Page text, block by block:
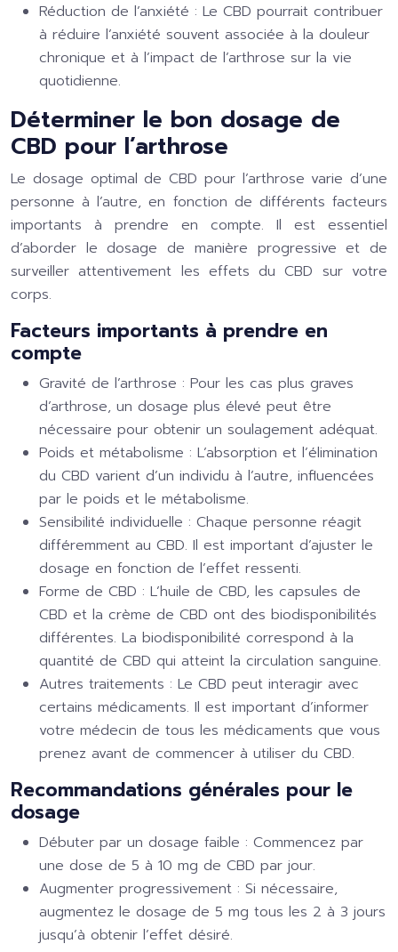
Réduction de l’anxiété : Le CBD pourrait contribuer
à réduire l’anxiété souvent associée à la douleur
chronique et à l’impact de l’arthrose sur la vie
quotidienne.
Déterminer le bon dosage de
CBD pour l’arthrose
Le dosage optimal de CBD pour l’arthrose varie d’une
personne à l’autre, en fonction de différents facteurs
importants à prendre en compte. Il est essentiel
d’aborder le dosage de manière progressive et de
surveiller attentivement les effets du CBD sur votre
corps.
Facteurs importants à prendre en
compte
Gravité de l’arthrose : Pour les cas plus graves
d’arthrose, un dosage plus élevé peut être
nécessaire pour obtenir un soulagement adéquat.
Poids et métabolisme : L’absorption et l’élimination
du CBD varient d’un individu à l’autre, influencées
par le poids et le métabolisme.
Sensibilité individuelle : Chaque personne réagit
différemment au CBD. Il est important d’ajuster le
dosage en fonction de l’effet ressenti.
Forme de CBD : L’huile de CBD, les capsules de
CBD et la crème de CBD ont des biodisponibilités
différentes. La biodisponibilité correspond à la
quantité de CBD qui atteint la circulation sanguine.
Autres traitements : Le CBD peut interagir avec
certains médicaments. Il est important d’informer
votre médecin de tous les médicaments que vous
prenez avant de commencer à utiliser du CBD.
Recommandations générales pour le
dosage
Débuter par un dosage faible : Commencez par
une dose de 5 à 10 mg de CBD par jour.
Augmenter progressivement : Si nécessaire,
augmentez le dosage de 5 mg tous les 2 à 3 jours
jusqu’à obtenir l’effet désiré.